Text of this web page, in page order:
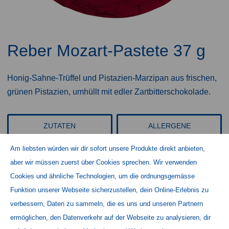
Reber Mozart-Pastete 37 g
Honig-Sahne-Trüffel und Pistazien-Marzipan aus frischen,
grünen Pistazien, umhüllt mit edler Zartbitterschokolade.
ZUTATEN ALLERGENE
Home
Am liebsten würden wir dir sofort unsere Produkte direkt anbieten,
aber wir müssen zuerst über Cookies sprechen. Wir verwenden
Cookies und ähnliche Technologien, um die ordnungsgemässe
Funktion unserer Webseite sicherzustellen, dein Online-Erlebnis zu
verbessern, Daten zu sammeln, die es uns und unseren Partnern
ermöglichen, den Datenverkehr auf der Webseite zu analysieren, dir